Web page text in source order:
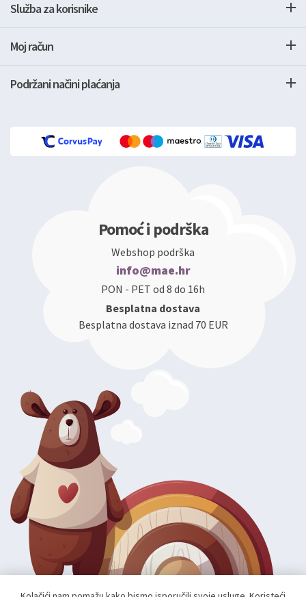
Služba za korisnike
Moj račun
Podržani načini plaćanja
Pomoć i podrška
Webshop podrška
info@mae.hr
PON - PET od 8 do 16h
Besplatna dostava
Besplatna dostava iznad 70 EUR